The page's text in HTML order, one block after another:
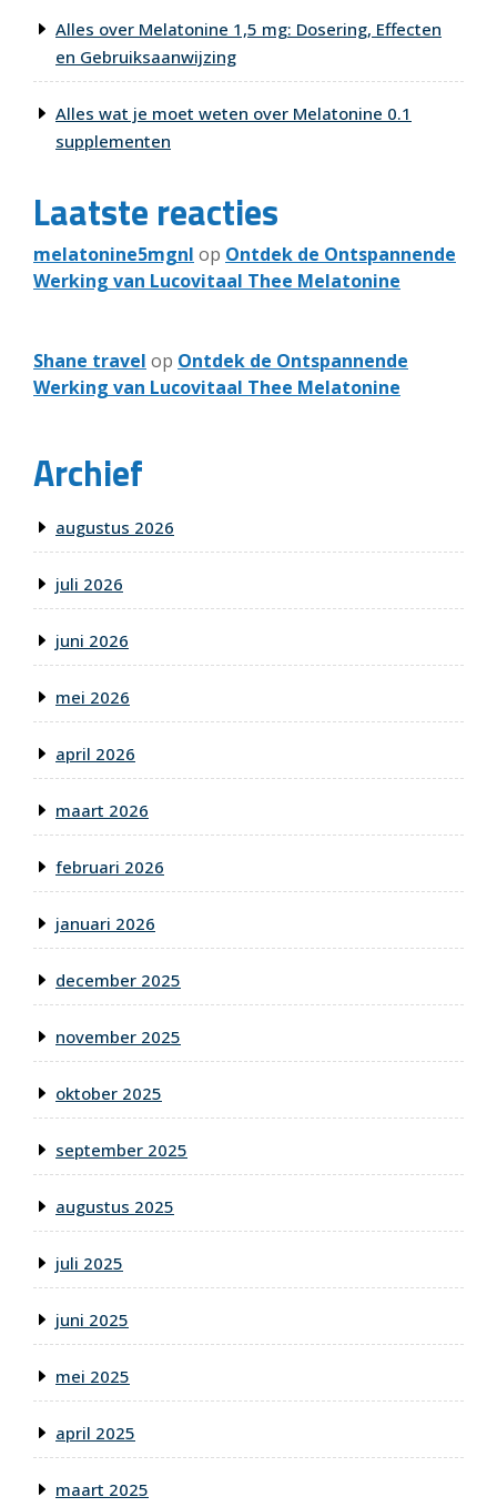
Alles over Melatonine 1,5 mg: Dosering, Effecten
en Gebruiksaanwijzing
Alles wat je moet weten over Melatonine 0.1
supplementen
Laatste reacties
melatonine5mgnl op Ontdek de Ontspannende
Werking van Lucovitaal Thee Melatonine
Shane travel op Ontdek de Ontspannende
Werking van Lucovitaal Thee Melatonine
Archief
augustus 2026
juli 2026
juni 2026
mei 2026
april 2026
maart 2026
februari 2026
januari 2026
december 2025
november 2025
oktober 2025
september 2025
augustus 2025
juli 2025
juni 2025
mei 2025
april 2025
maart 2025